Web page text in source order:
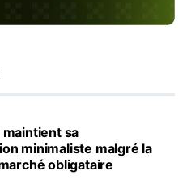
maintient sa
minimaliste malgré la
obligataire